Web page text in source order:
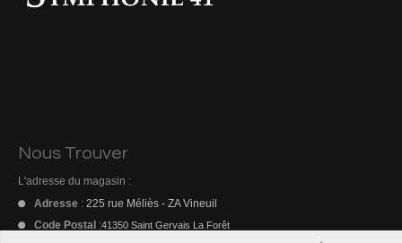
Nous Trouver
L'adresse du magasin :
Adresse : 225 rue Méliès - ZA Vineuil
Code Postal :41350 Saint Gervais La Forêt